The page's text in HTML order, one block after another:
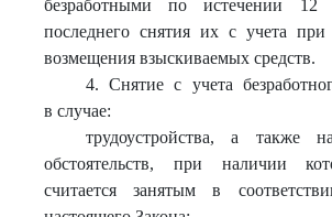
безработными по истечении
последнего снятия их с учета
возмещения взыскиваемых средств.
4. Снятие с учета
в случае:
трудоустройства, а также
обстоятельств, при наличии
считается занятым в